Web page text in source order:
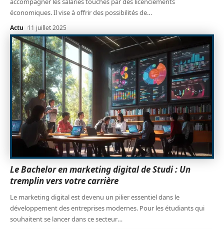
économiques. Il vise à offrir des possibilités de…
Actu 11 juillet 2025
Le Bachelor en marketing digital de Studi : Un
tremplin vers votre carrière
Le marketing digital est devenu un pilier essentiel dans le
développement des entreprises modernes. Pour les étudiants qui
souhaitent se lancer dans ce secteur…